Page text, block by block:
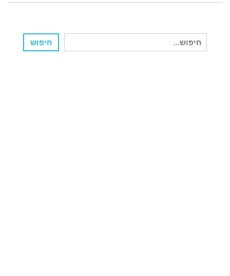
חיפוש
עבור:
חיפוש